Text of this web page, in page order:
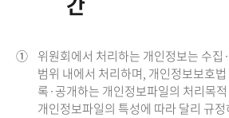
① 위원회에서 처리하는 개인정보는 수집
범위 내에서 처리하며, 개인정보보호
록·공개하는 개인정보파일의 처리목
개인정보파일의 특성에 따라 달리 규